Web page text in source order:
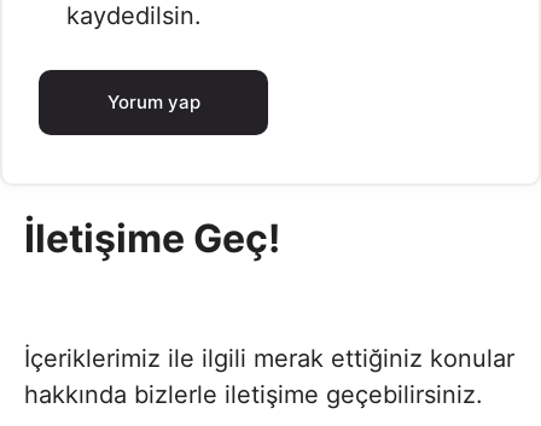
kaydedilsin.
İletişime Geç!
İçeriklerimiz ile ilgili merak ettiğiniz konular
hakkında bizlerle iletişime geçebilirsiniz.